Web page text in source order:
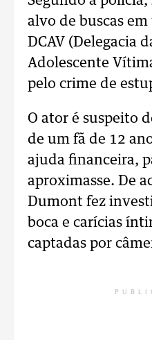
alvo de buscas
DCAV (Delegacia
Adolescente
pelo crime de
O ator é suspeito
de um fã de 12
ajuda financeira,
aproximasse. De
Dumont fez
boca e carícias
captadas por